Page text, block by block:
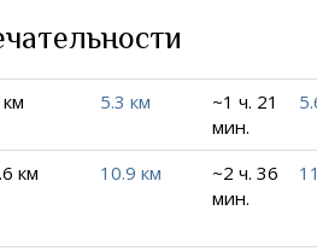
5.3 км
~1 ч. 21
мин.
км 10.9 км
~2 ч. 36
мин.